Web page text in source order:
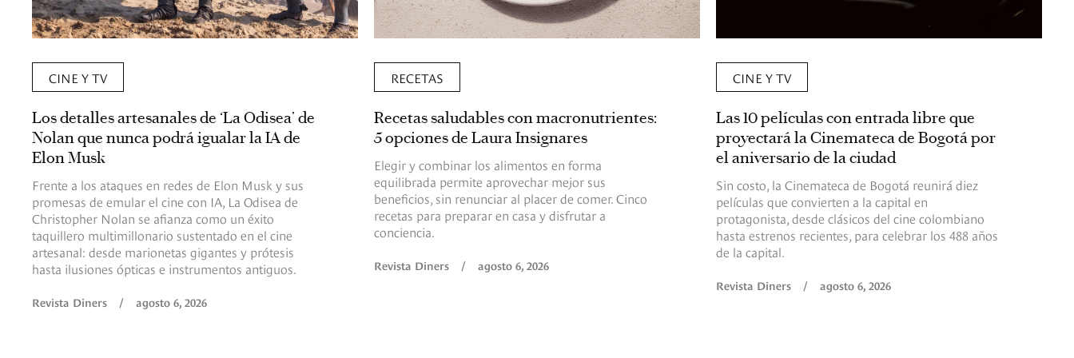
CINE Y TV
Los detalles artesanales de ‘La Odisea’ de
Nolan que nunca podrá igualar la IA de
Elon Musk
Frente a los ataques en redes de Elon Musk y sus
promesas de emular el cine con IA, La Odisea de
Christopher Nolan se afianza como un éxito
taquillero multimillonario sustentado en el cine
artesanal: desde marionetas gigantes y prótesis
hasta ilusiones ópticas e instrumentos antiguos.
Revista Diners / agosto 6, 2026
RECETAS
Recetas saludables con macronutrientes:
5 opciones de Laura Insignares
Elegir y combinar los alimentos en forma
equilibrada permite aprovechar mejor sus
beneficios, sin renunciar al placer de comer. Cinco
recetas para preparar en casa y disfrutar a
conciencia.
Revista Diners / agosto 6, 2026
CINE Y TV
Las 10 películas con entrada libre que
proyectará la Cinemateca de Bogotá por
el aniversario de la ciudad
Sin costo, la Cinemateca de Bogotá reunirá diez
películas que convierten a la capital en
protagonista, desde clásicos del cine colombiano
hasta estrenos recientes, para celebrar los 488 años
de la capital.
Revista Diners / agosto 6, 2026